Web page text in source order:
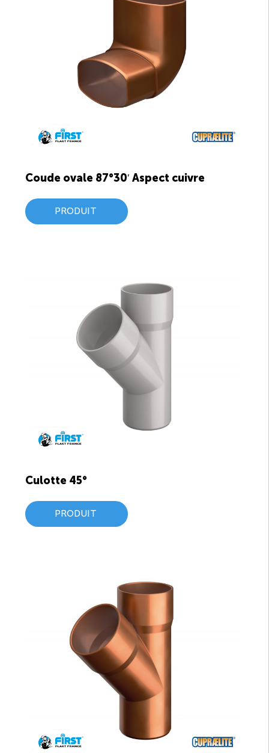
Coude ovale 87°30′ Aspect cuivre
PRODUIT
Culotte 45°
PRODUIT